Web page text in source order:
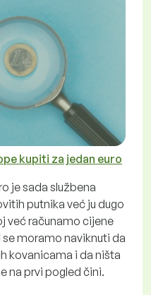
kupiti za jedan euro
je sada službena
putnika već ju dugo
već računamo cijene
moramo naviknuti da
kovanicama i da ništa
na prvi pogled čini.